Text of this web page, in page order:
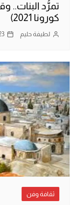
تمرُّد البنات..
كورونا 2021)
لطيفة حليم
ثقافة وفن